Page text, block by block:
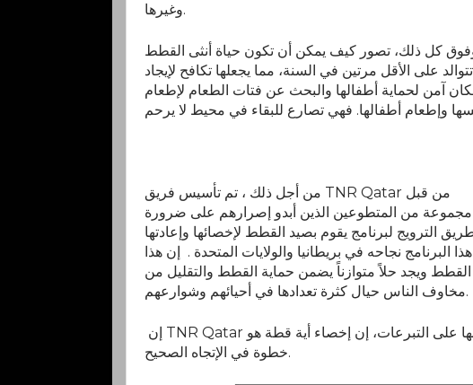
وغيرها.
كل ذلك، تصور كيف يمكن أن تكون حياة أنثى القطط
تتوالد على الأقل مرتين في السنة، مما يجعلها تكافح لإيجاد
آمن لحماية أطفالها والبحث عن فتات الطعام لإطعام
من أجل ذلك ، تم تأسيس فريق TNR Qatar من قبل
مجموعة من المتطوعين الذين أبدو إصرارهم على ضرورة
لبرنامج يقوم بصيد القطط لإخصائها وإعادتها
البرنامج نجاحه في بريطانيا والولايات المتحدة . إن هذا
ويجد حلاً متوازناً يضمن حماية القطط والتقليل من
مخاوف الناس حيال كثرة تعدادها في أحيائهم وشوارعهم.
إن TNR Qatar هي مؤسسة غير حكومية وغير ربحية تعتمد في عملها على التبرعات، إن إخصاء أية قطة هو
خطوة في الإتجاه الصحيح.